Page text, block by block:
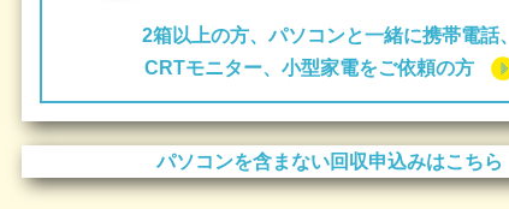
2箱以上の方、パソコンと一緒に携帯電話、
CRTモニター、小型家電をご依頼の方
パソコンを含まない回収申込みはこちら